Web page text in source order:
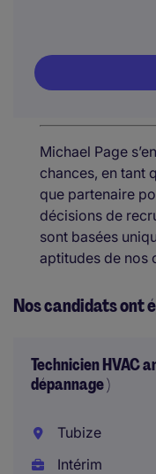
Michael Page
chances, en tant
que partenaire
décisions de
sont basées
aptitudes de nos
Nos candidats ont
Technicien HVAC
dépannage )
Tubize
Intérim